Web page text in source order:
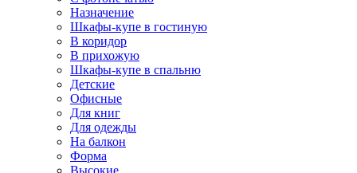
Назначение
Шкафы-купе в гостиную
В коридор
В прихожую
Шкафы-купе в спальню
Детские
Офисные
Для книг
Для одежды
На балкон
Форма
Высокие